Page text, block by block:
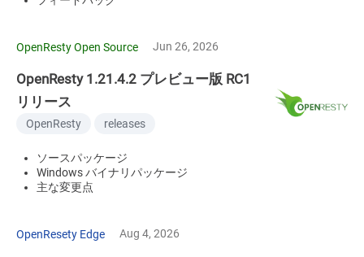
OpenResty Open Source Jun 26, 2026
OpenResty 1.21.4.2 プレビュー版 RC1
リリース
OpenResty releases
ソースパッケージ
Windows バイナリパッケージ
主な変更点
OpenResety Edge Aug 4, 2026